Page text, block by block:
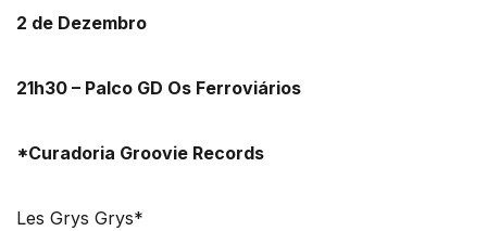
2 de Dezembro
21h30 – Palco GD Os Ferroviários
*Curadoria Groovie Records
Les Grys Grys*